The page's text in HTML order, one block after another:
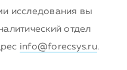
исследования вы
отдел
info@forecsys.ru.